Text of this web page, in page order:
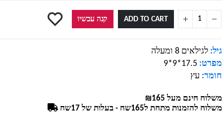
ADD TO CART קנה עכשיו
גיל: לגילאים 8 ומעלה
מפרט: 17.5*9*9
חומר: עץ
משלוח חינם מעל ₪165
משלוח להזמנות מתחת ל165שח - בעלות של 17שח